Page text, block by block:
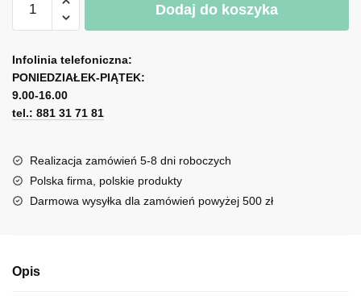
Plakat
maksymą:
uśmiech
to
niedrogi
poprawienie
Dodaj do koszyka
l
t
e
r
a
t
i
Infolinia telefoniczna:
PONIEDZIAŁEK-PIĄTEK:
9.00-16.00
tel.: 881 31 71 81
Realizacja zamówień 5-8 dni roboczych
Polska firma, polskie produkty
Darmowa wysyłka dla zamówień powyżej 500 zł
Opis